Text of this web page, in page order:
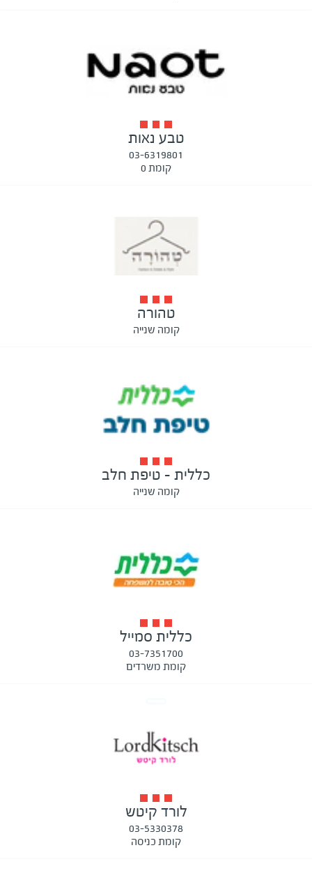
טבע נאות
03-6319801
קומת 0
טהורה
קומה שנייה
כללית - טיפת חלב
קומה שנייה
כללית סמייל
03-7351700
קומת משרדים
לורד קיטש
03-5330378
קומת כניסה